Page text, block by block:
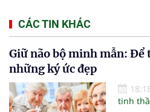
CÁC TIN KHÁC
Giữ não bộ minh mẫn: Để
những ký ức đẹp
tinh